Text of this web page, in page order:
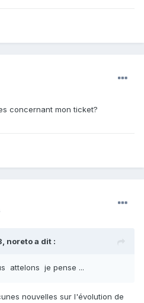
concernant mon ticket?
noretoa dit :
attelons je pense ...
nouvelles sur l'évolution de